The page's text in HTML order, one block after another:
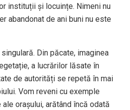
instituții și locuințe. Nimeni nu
abandonat de ani buni nu este
Din păcate, imaginea
a lucrărilor lăsate în
de autorități se repetă în mai
Vom reveni cu exemple
orașului, arătând încă odată